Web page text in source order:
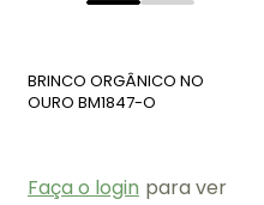
BRINCO ORGÂNICO NO
OURO BM1847-O
Faça o login para ver